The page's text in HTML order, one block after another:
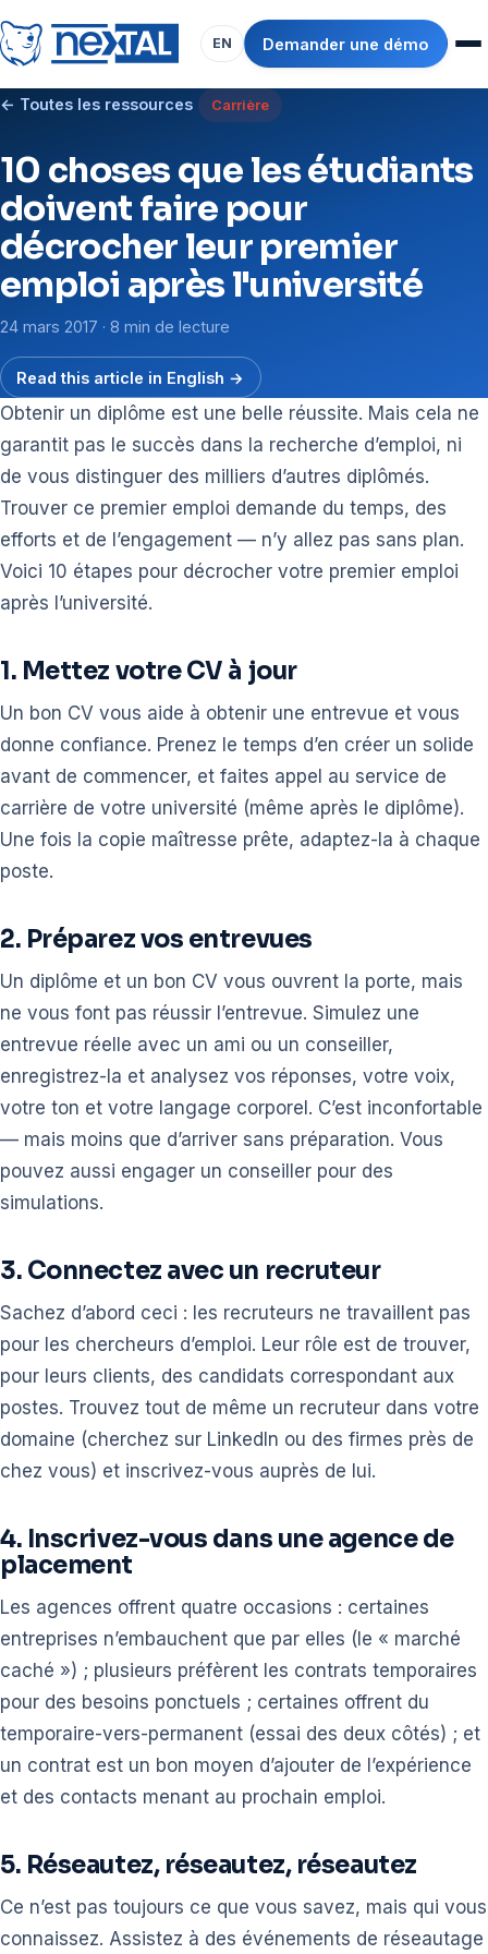
EN Demander une démo
← Toutes les ressources Carrière
10 choses que les étudiants
doivent faire pour
décrocher leur premier
emploi après l'université
24 mars 2017 · 8 min de lecture
Read this article in English →
Obtenir un diplôme est une belle réussite. Mais cela ne
garantit pas le succès dans la recherche d’emploi, ni
de vous distinguer des milliers d’autres diplômés.
Trouver ce premier emploi demande du temps, des
efforts et de l’engagement — n’y allez pas sans plan.
Voici 10 étapes pour décrocher votre premier emploi
après l’université.
1. Mettez votre CV à jour
Un bon CV vous aide à obtenir une entrevue et vous
donne confiance. Prenez le temps d’en créer un solide
avant de commencer, et faites appel au service de
carrière de votre université (même après le diplôme).
Une fois la copie maîtresse prête, adaptez-la à chaque
poste.
2. Préparez vos entrevues
Un diplôme et un bon CV vous ouvrent la porte, mais
ne vous font pas réussir l’entrevue. Simulez une
entrevue réelle avec un ami ou un conseiller,
enregistrez-la et analysez vos réponses, votre voix,
votre ton et votre langage corporel. C’est inconfortable
— mais moins que d’arriver sans préparation. Vous
pouvez aussi engager un conseiller pour des
simulations.
3. Connectez avec un recruteur
Sachez d’abord ceci : les recruteurs ne travaillent pas
pour les chercheurs d’emploi. Leur rôle est de trouver,
pour leurs clients, des candidats correspondant aux
postes. Trouvez tout de même un recruteur dans votre
domaine (cherchez sur LinkedIn ou des firmes près de
chez vous) et inscrivez-vous auprès de lui.
4. Inscrivez-vous dans une agence de
placement
Les agences offrent quatre occasions : certaines
entreprises n’embauchent que par elles (le « marché
caché ») ; plusieurs préfèrent les contrats temporaires
pour des besoins ponctuels ; certaines offrent du
temporaire-vers-permanent (essai des deux côtés) ; et
un contrat est un bon moyen d’ajouter de l’expérience
et des contacts menant au prochain emploi.
5. Réseautez, réseautez, réseautez
Ce n’est pas toujours ce que vous savez, mais qui vous
connaissez. Assistez à des événements de réseautage